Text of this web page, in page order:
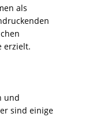
als
erzielt.
und
sind einige